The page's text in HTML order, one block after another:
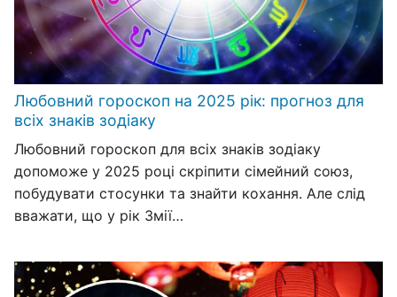
Любовний гороскоп на 2025 рік: прогноз для
всіх знаків зодіаку
Любовний гороскоп для всіх знаків зодіаку
допоможе у 2025 році скріпити сімейний союз,
побудувати стосунки та знайти кохання. Але слід
вважати, що у рік Змії…